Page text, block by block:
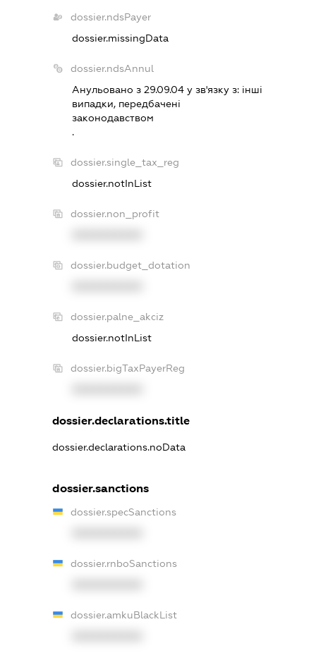
dossier.ndsPayer
dossier.missingData
dossier.ndsAnnul
Анульовано з 29.09.04 у зв'язку з: iншi
випадки, передбаченi
законодавством
.
dossier.single_tax_reg
dossier.notInList
dossier.non_profit
dossier.budget_dotation
dossier.palne_akciz
dossier.notInList
dossier.bigTaxPayerReg
dossier.declarations.title
dossier.declarations.noData
dossier.sanctions
dossier.specSanctions
dossier.rnboSanctions
dossier.amkuBlackList